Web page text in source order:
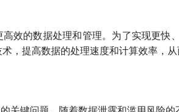
效的数据处理和管理。为了实现更
，提高数据的处理速度和计算效率，